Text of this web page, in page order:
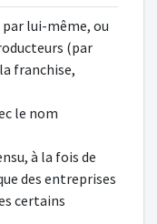
lui-même, ou
(par
franchise,
le nom
à la fois de
des entreprises
certains